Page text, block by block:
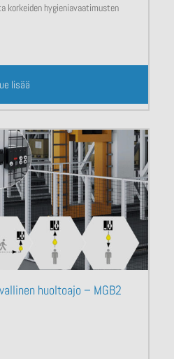
korkeiden hygieniavaatimusten
lisää
huoltoajo – MGB2